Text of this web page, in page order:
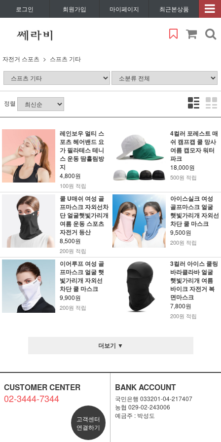
로그인 회원가입 마이페이지 최근본상품
자전거 스포츠 스프츠 기타
정렬
레인보우 멀티 스
포츠 헤어밴드 요
가 필라테스 테니
스 운동 땀흘림방
지
4,800원
100원 적립
4컬러 포레스트 매
쉬 캠프캡 쿨 망사
여름 캡모자 워터
파크
18,000원
500원 적립
쿨 U매쉬 여성 골
프마스크 자외선차
단 얼굴햇빛가리개
여름 운동 스포츠
자전거 등산
8,500원
200원 적립
아이스실크 여성
골프마스크 얼굴
햇빛가리개 자외선
차단 쿨 마스크
9,500원
200원 적립
이어루프 여성 골
프마스크 얼굴 햇
빛가리개 자외선
차단 쿨 마스크
9,900원
200원 적립
3컬러 아이스 쿨링
바라클라바 얼굴
햇빛가리개 여름
바이크 자전거 복
면마스크
7,800원
200원 적립
더보기 ▼
CUSTOMER CENTER
02-3444-7344
고객센터
연결하기
BANK ACCOUNT
국민은행 033201-04-217407
농협 029-02-243006
예금주 : 박성도